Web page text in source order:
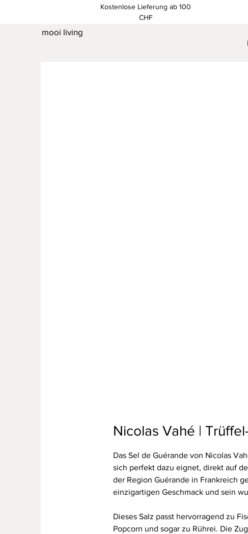
mooi living
Kostenlose Lieferung ab 100
CHF
Nicolas Vahé |
Das Sel de Guérande von Nicolas
sich perfekt dazu eignet, direkt auf
der Region Guérande in Frankreich
einzigartigen Geschmack und sein
Dieses Salz passt hervorragend zu
Popcorn und sogar zu Rührei. Die